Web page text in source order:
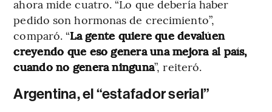
ahora mide cuatro. “Lo que debería haber
pedido son hormonas de crecimiento”,
comparó. “La gente quiere que devalúen
creyendo que eso genera una mejora al país,
cuando no genera ninguna”, reiteró.
Argentina, el “estafador serial”